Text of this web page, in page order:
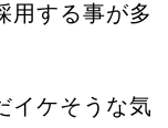
用する事が多
イケそうな気